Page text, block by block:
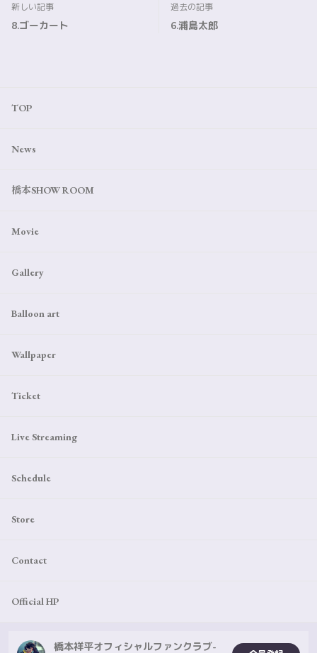
新しい記事
8.ゴーカート
過去の記事
6.浦島太郎
TOP
News
橋本SHOW ROOM
Movie
Gallery
Balloon art
Wallpaper
Ticket
Live Streaming
Schedule
Store
Contact
Official HP
橋本祥平オフィシャルファンクラブ-